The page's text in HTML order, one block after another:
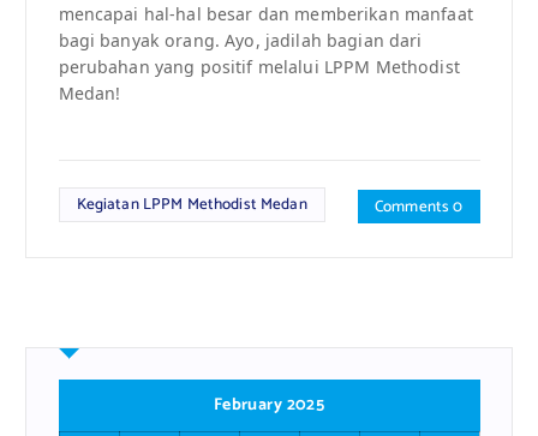
mencapai hal-hal besar dan memberikan manfaat
bagi banyak orang. Ayo, jadilah bagian dari
perubahan yang positif melalui LPPM Methodist
Medan!
Kegiatan LPPM Methodist Medan Comments 0
February 2025